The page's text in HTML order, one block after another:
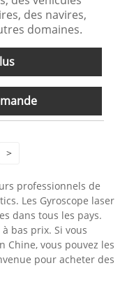
des navires,
domaines.
>
professionnels de
Les Gyroscope laser
dans tous les pays.
bas prix. Si vous
Chine, vous pouvez les
pour acheter des